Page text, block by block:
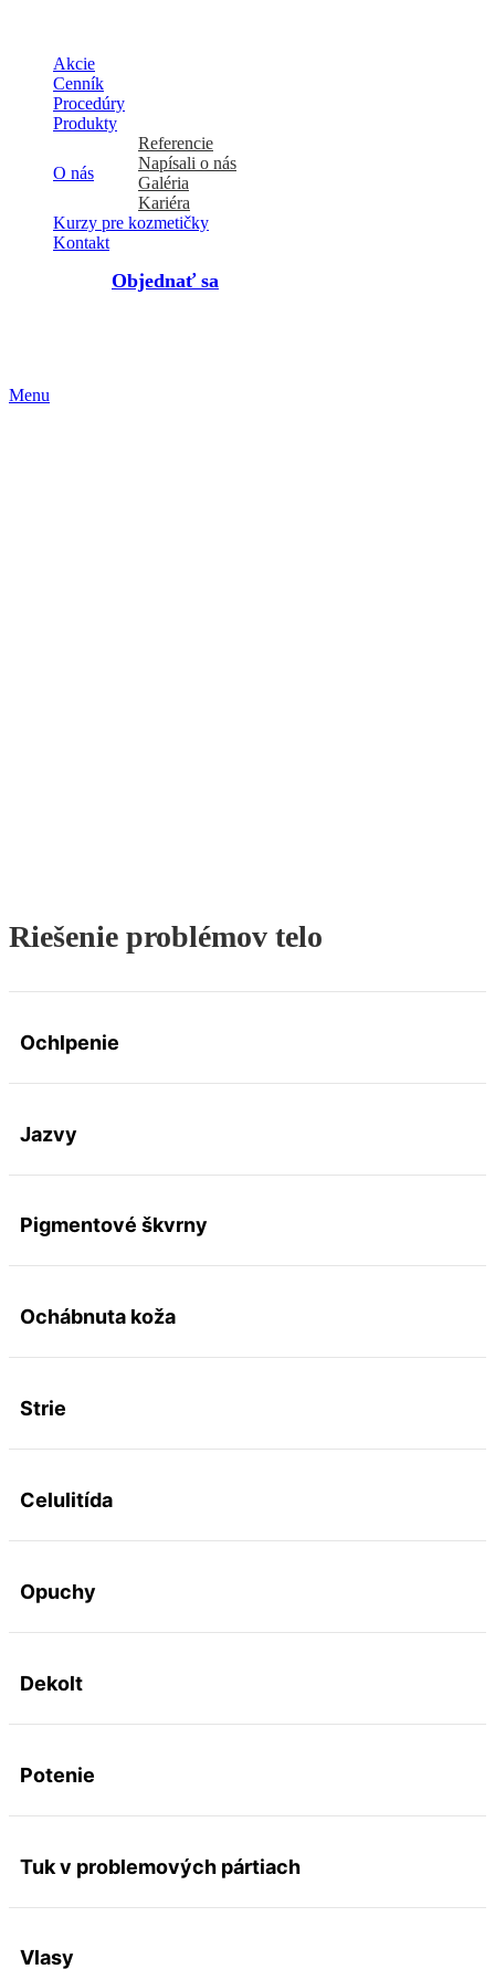
Akcie
Cenník
Procedúry
Produkty
O nás
Referencie
Napísali o nás
Galéria
Kariéra
Kurzy pre kozmetičky
Kontakt
Objednať sa
Menu
Riešenie problémov telo
Ochlpenie
Jazvy
Pigmentové škvrny
Ochábnuta koža
Strie
Celulitída
Opuchy
Dekolt
Potenie
Tuk v problemových pártiach
Vlasy